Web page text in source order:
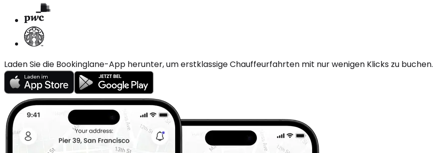
Laden Sie die Bookinglane-App herunter, um erstklassige Chauffeurfahrten mit nur wenigen Klicks zu buchen.